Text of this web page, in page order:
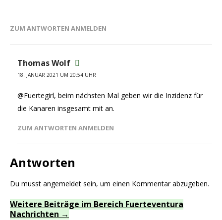
ZUM ANTWORTEN ANMELDEN
Thomas Wolf
18. JANUAR 2021 UM 20:54 UHR
@Fuertegirl, beim nächsten Mal geben wir die Inzidenz für
die Kanaren insgesamt mit an.
ZUM ANTWORTEN ANMELDEN
Antworten
Du musst angemeldet sein, um einen Kommentar abzugeben.
Weitere Beiträge im Bereich Fuerteventura
Nachrichten